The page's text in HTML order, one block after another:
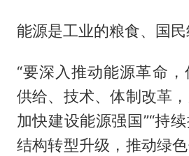
能源是工业的粮食、国民
“要深入推动能源革命，
供给、技术、体制改革
加快建设能源强国”“持
结构转型升级，推动绿